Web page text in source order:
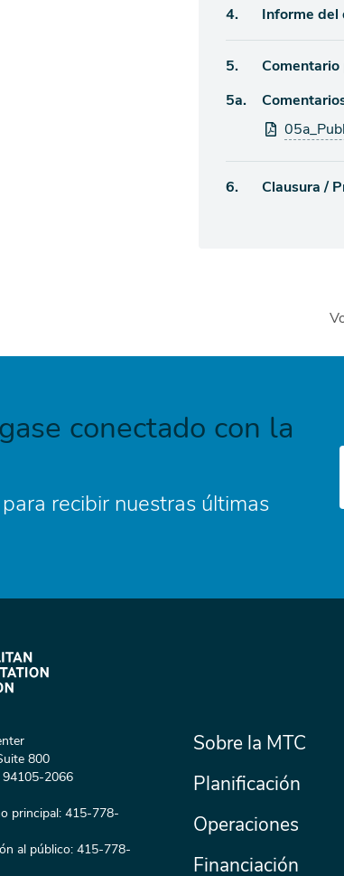
Ítem
agenda
4. Informe del
Ítem
de
agenda
5.
Ítem
5a.
Archivos
adjuntos
Ítem
6. Clausura /
conectado con la
recibir nuestras últimas
800
94105-2066
principal: 415-778-
al público: 415-778-
Menú
principal
Sobre la MTC
Planificación
Operaciones
Financiación